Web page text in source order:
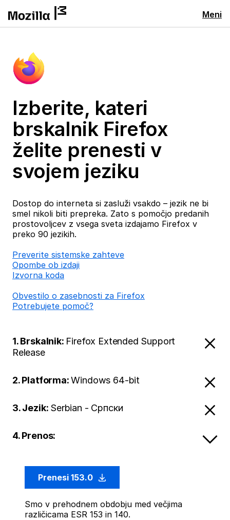
Meni
Izberite, kateri
brskalnik Firefox
želite prenesti v
svojem jeziku
Dostop do interneta si zasluži vsakdo – jezik ne bi
smel nikoli biti prepreka. Zato s pomočjo predanih
prostovoljcev z vsega sveta izdajamo Firefox v
preko 90 jezikih.
Preverite sistemske zahteve
Opombe ob izdaji
Izvorna koda
Obvestilo o zasebnosti za Firefox
Potrebujete pomoč?
1. Brskalnik: Firefox Extended Support
Release
2. Platforma:Windows 64-bit
3. Jezik: Serbian - Српски
4. Prenos:
Prenesi 153.0
Smo v prehodnem obdobju med večjima
različicama ESR 153 in 140.